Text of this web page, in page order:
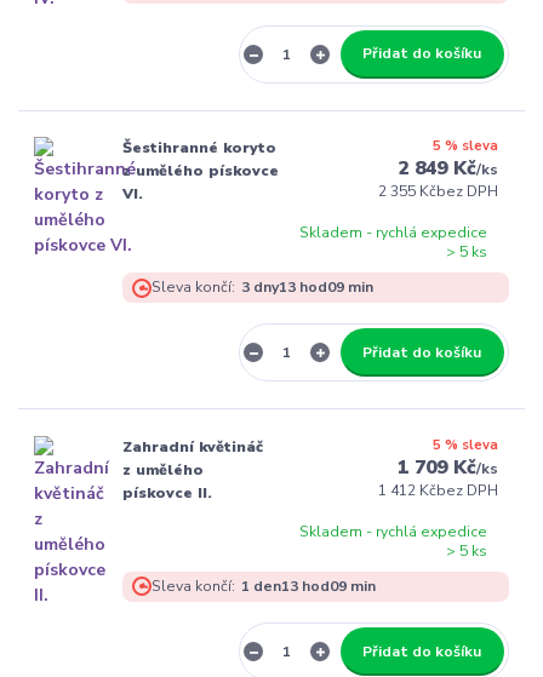
Přidat do košíku
Šestihranné koryto
z umělého pískovce
VI.
5 % sleva
2 849 Kč/ks
2 355 Kčbez DPH
Skladem - rychlá expedice
> 5 ks
Sleva končí: 3 dny13hod09min
Přidat do košíku
Zahradní květináč
z umělého
pískovce II.
5 % sleva
1 709 Kč/ks
1 412 Kčbez DPH
Skladem - rychlá expedice
> 5 ks
Sleva končí: 1 den13hod09min
Přidat do košíku